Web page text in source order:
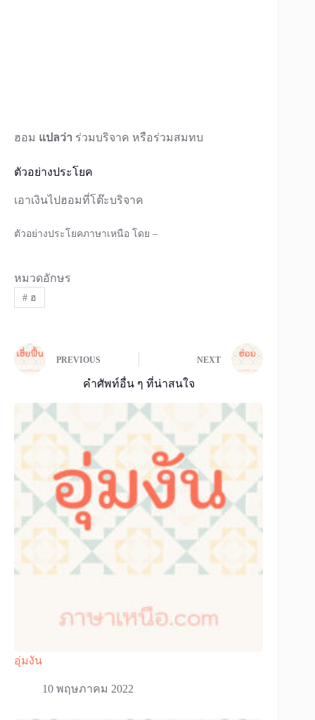
ฮอม แปลว่า ร่วมบริจาค หรือร่วมสมทบ
ตัวอย่างประโยค
เอาเงินไปฮอมที่โต๊ะบริจาค
ตัวอย่างประโยคภาษาเหนือ โดย –
หมวดอักษร
#ฮ
PREVIOUS NEXT
คำศัพท์อื่น ๆ ที่น่าสนใจ
อุ่มงัน
10 พฤษภาคม 2022